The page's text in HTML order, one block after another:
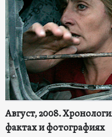
Август, 2008.
фактах и фотографиях